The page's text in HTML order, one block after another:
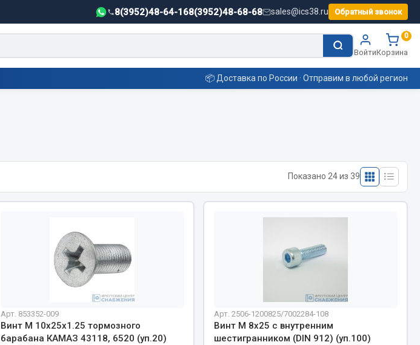
8(3952)48-64-168(3952)48-68-68 sales@ics38.ru Обратный звонок
Войти
0
Корзина
Брызговики
Вентиляторы кабины
Вымпела
Показать ещё
Весь раздел
Масла
Охладжающие жидкости
Весь раздел
📦 Доставка по России · Отправим в любой регион
Показано 24 из 39
Арт. 853352-009
Винт М 10х25х1.25 тормозного
барабана КАМАЗ 43118, 6520 (уп.20)
Арт. 2506-1200825/7002284-108
Винт М 8х25 с внутренним
шестигранником (DIN 912) (уп.100)